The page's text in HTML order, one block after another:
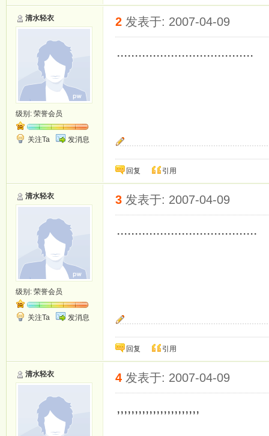
清水轻衣
级别: 荣誉会员
关注Ta 发消息
2 发表于: 2007-04-09
......................................
期待你守护我的一生.
回复
引用
清水轻衣
级别: 荣誉会员
关注Ta 发消息
3 发表于: 2007-04-09
.......................................
期待你守护我的一生.
回复
引用
清水轻衣 4 发表于: 2007-04-09
,,,,,,,,,,,,,,,,,,,,,,,